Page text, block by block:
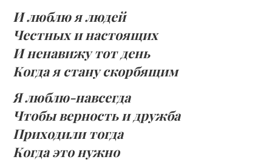
И люблю я людей
Честных и настоящих
И ненавижу тот день
Когда я стану скорбящим
Я люблю-навсегда
Чтобы верность и дружба
Приходили тогда
Когда это нужно